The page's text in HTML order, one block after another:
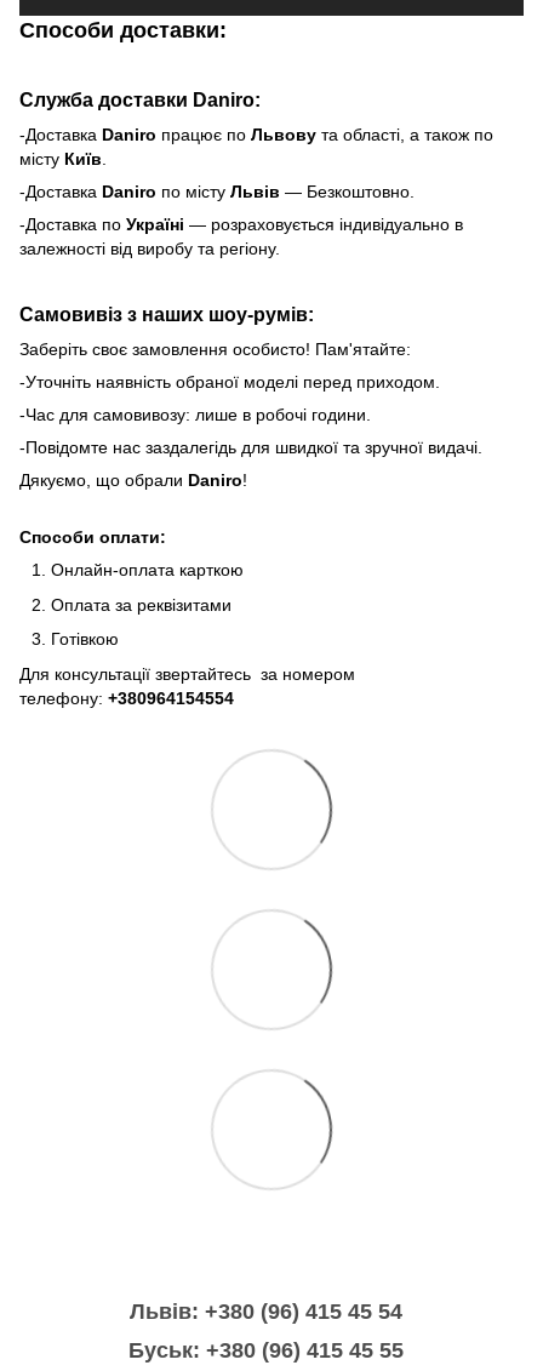
Способи доставки:
Служба доставки Daniro:
-Доставка Daniro працює по Львову та області, а також по
місту Київ.
-Доставка Daniro по місту Львів — Безкоштовно.
-Доставка по Україні — розраховується індивідуально в
залежності від виробу та регіону.
Самовивіз з наших шоу-румів:
Заберіть своє замовлення особисто! Пам'ятайте:
-Уточніть наявність обраної моделі перед приходом.
-Час для самовивозу: лише в робочі години.
-Повідомте нас заздалегідь для швидкої та зручної видачі.
Дякуємо, що обрали Daniro!
Способи оплати:
Онлайн-оплата карткою
Оплата за реквізитами
Готівкою
Для консультації звертайтесь за номером
телефону: +380964154554
Львів: +380 (96) 415 45 54
Буськ: +380 (96) 415 45 55